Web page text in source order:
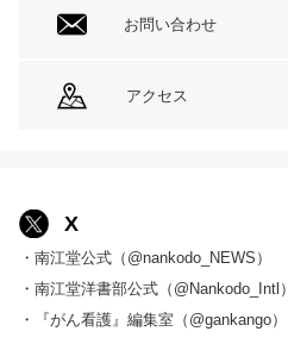
お問い合わせ
アクセス
X
・南江堂公式（@nankodo_NEWS）
・南江堂洋書部公式（@Nankodo_Intl）
・『がん看護』編集室（@gankango）